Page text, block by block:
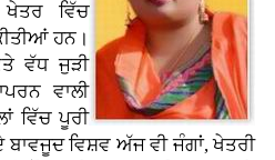
ਵਿੱਚ
ਹਨ।
ਵੱਧ ਜੁੜੀ
ਵਾਲੀ
ਵਿੱਚ ਪੂਰੀ
ਵਿਸ਼ਵ ਅੱਜ ਵੀ ਜੰਗਾਂ, ਖੇਤਰੀ